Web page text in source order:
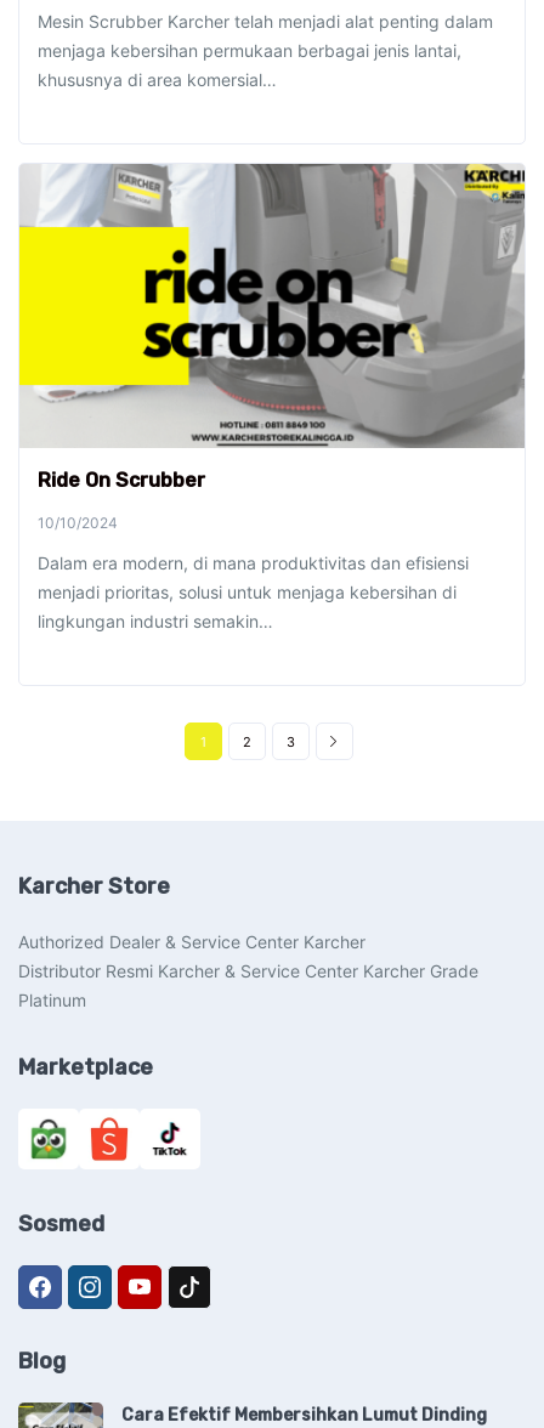
Mesin Scrubber Karcher telah menjadi alat penting dalam
menjaga kebersihan permukaan berbagai jenis lantai,
khususnya di area komersial…
Ride On Scrubber
10/10/2024
Dalam era modern, di mana produktivitas dan efisiensi
menjadi prioritas, solusi untuk menjaga kebersihan di
lingkungan industri semakin…
1 2 3
Karcher Store
Authorized Dealer & Service Center Karcher
Distributor Resmi Karcher & Service Center Karcher Grade
Platinum
Marketplace
Sosmed
Blog
Cara Efektif Membersihkan Lumut Dinding